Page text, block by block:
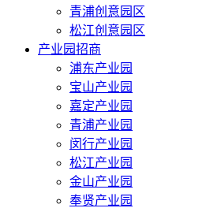
青浦创意园区
松江创意园区
产业园招商
浦东产业园
宝山产业园
嘉定产业园
青浦产业园
闵行产业园
松江产业园
金山产业园
奉贤产业园